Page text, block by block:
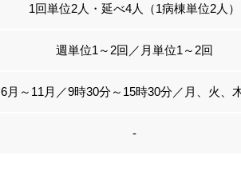
1回単位2人・延べ4人（1病棟単位2人）
週単位1～2回／月単位1～2回
6月～11月／9時30分～15時30分／月、火、
-